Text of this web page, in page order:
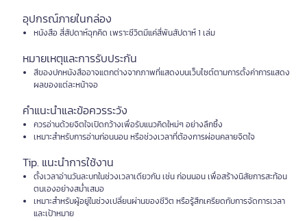
อุปกรณ์ภายในกล่อง
หนังสือ สี่สัปดาห์ฉุกคิด เพราะชีวิตมีแค่สี่พันสัปดาห์ 1 เล่ม
หมายเหตุและการรับประกัน
สีของปกหนังสืออาจแตกต่างจากภาพที่แสดงบนเว็บไซต์ตามการตั้งค่าการแสดง
ผลของแต่ละหน้าจอ
คำแนะนำและข้อควรระวัง
ควรอ่านด้วยจิตใจเปิดกว้างเพื่อรับแนวคิดใหม่ๆ อย่างลึกซึ้ง
เหมาะสำหรับการอ่านก่อนนอน หรือช่วงเวลาที่ต้องการผ่อนคลายจิตใจ
Tip. แนะนำการใช้งาน
ตั้งเวลาอ่านวันละบทในช่วงเวลาเดียวกัน เช่น ก่อนนอน เพื่อสร้างนิสัยการสะท้อน
ตนเองอย่างสม่ำเสมอ
เหมาะสำหรับผู้อยู่ในช่วงเปลี่ยนผ่านของชีวิต หรือรู้สึกเครียดกับการจัดการเวลา
และเป้าหมาย